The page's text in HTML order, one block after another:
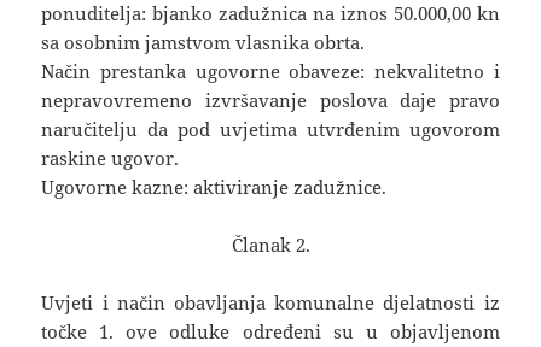
ponuditelja: bjanko zadužnica na iznos 50.000,00 kn
sa osobnim jamstvom vlasnika obrta.
Način prestanka ugovorne obaveze: nekvalitetno i
nepravovremeno izvršavanje poslova daje pravo
naručitelju da pod uvjetima utvrđenim ugovorom
raskine ugovor.
Ugovorne kazne: aktiviranje zadužnice.
Članak 2.
Uvjeti i način obavljanja komunalne djelatnosti iz
točke 1. ove odluke određeni su u objavljenom